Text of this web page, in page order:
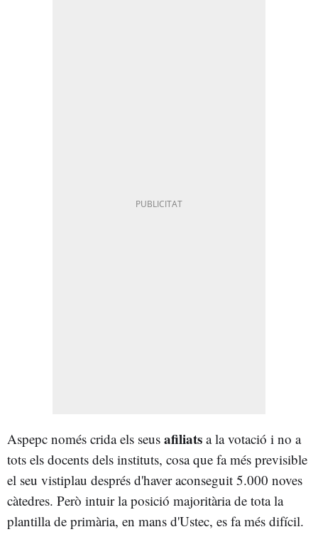
Aspepc només crida els seus afiliats a la votació i no a
tots els docents dels instituts, cosa que fa més previsible
el seu vistiplau després d'haver aconseguit 5.000 noves
càtedres. Però intuir la posició majoritària de tota la
plantilla de primària, en mans d'Ustec, es fa més difícil.